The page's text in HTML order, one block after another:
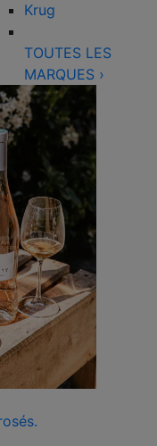
Krug
TOUTES LES
MARQUES ›